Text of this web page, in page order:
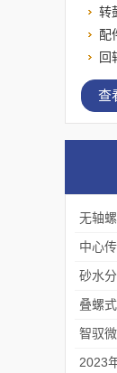
转
配
回
查
砂水
叠螺
2023